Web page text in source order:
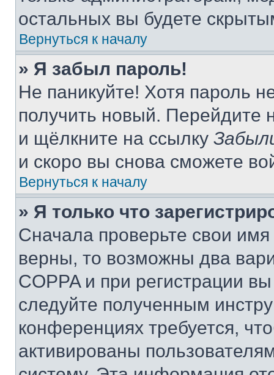
остальных вы будете
Вернуться к началу
» Я забыл пароль!
Не паникуйте! Хотя пароль
получить новый. Перейдите
и щёлкните на ссылку
и скоро вы снова сможете
Вернуться к началу
» Я только что
Сначала проверьте свои
верны, то возможны два
COPPA и при регистрации
следуйте полученным
конференциях требуется,
активированы